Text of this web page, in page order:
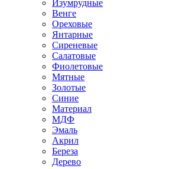
Изумрудные
Венге
Ореховые
Янтарные
Сиреневые
Салатовые
Фиолетовые
Мятные
Золотые
Синие
Материал
МДФ
Эмаль
Акрил
Береза
Дерево